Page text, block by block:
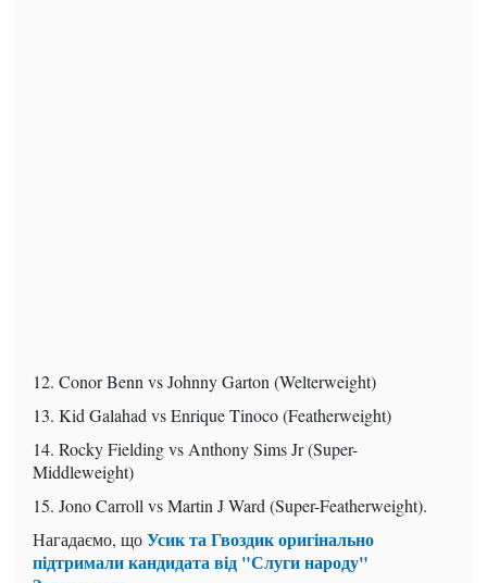
12. Conor Benn vs Johnny Garton (Welterweight)
13. Kid Galahad vs Enrique Tinoco (Featherweight)
14. Rocky Fielding vs Anthony Sims Jr (Super-
Middleweight)
15. Jono Carroll vs Martin J Ward (Super-Featherweight).
Нагадаємо, щоУсик та Гвоздик оригінально
підтримали кандидата від "Слуги народу"